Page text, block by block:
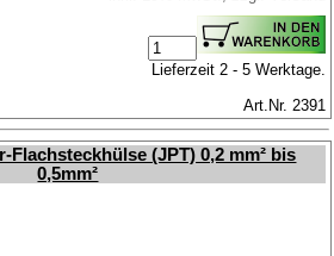
Lieferzeit 2 - 5 Werktage.
Art.Nr. 2391
Flachsteckhülse (JPT) 0,2 mm² bis
0,5mm²